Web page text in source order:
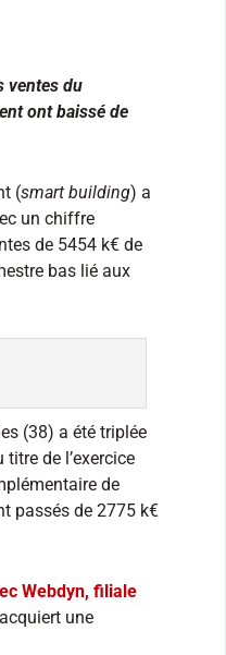
ventes du
ont baissé de
(smart building) a
un chiffre
de 5454 k€ de
bas lié aux
(38) a été triplée
de l’exercice
de
passés de 2775 k€
Webdyn, filiale
une